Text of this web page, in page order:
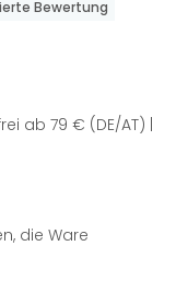
Bewertung
ab 79 € (DE/AT) |
die Ware